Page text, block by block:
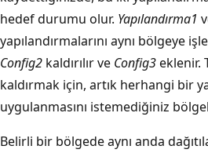
hedef durumu olur. Yapılandırma1
yapılandırmalarını aynı bölgeye
Config2 kaldırılır ve Config3eklenir.
kaldırmak için, artık herhangi bir
uygulanmasını istemediğiniz
Belirli bir bölgede aynı anda